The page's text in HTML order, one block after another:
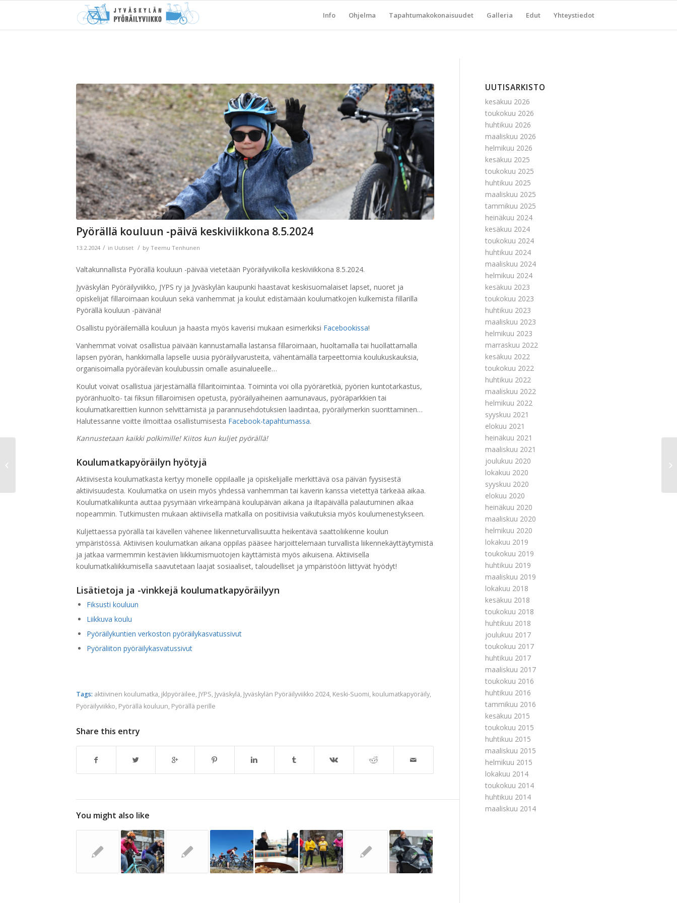
Info Ohjelma Tapahtumakokonaisuudet Galleria Edut Yhteystiedot
Pyörällä kouluun -päivä keskiviikkona 8.5.2024
13.2.2024 / in Uutiset / by Teemu Tenhunen
Valtakunnallista Pyörällä kouluun -päivää vietetään Pyöräilyviikolla keskiviikkona 8.5.2024.
Jyväskylän Pyöräilyviikko, JYPS ry ja Jyväskylän kaupunki haastavat keskisuomalaiset lapset, nuoret ja
opiskelijat fillaroimaan kouluun sekä vanhemmat ja koulut edistämään koulumatkojen kulkemista fillarilla
Pyörällä kouluun -päivänä!
Osallistu pyöräilemällä kouluun ja haasta myös kaverisi mukaan esimerkiksi Facebookissa!
Vanhemmat voivat osallistua päivään kannustamalla lastansa fillaroimaan, huoltamalla tai huollattamalla
lapsen pyörän, hankkimalla lapselle uusia pyöräilyvarusteita, vähentämällä tarpeettomia koulukuskauksia,
organisoimalla pyöräilevän koulubussin omalle asuinalueelle…
Koulut voivat osallistua järjestämällä fillaritoimintaa. Toiminta voi olla pyöräretkiä, pyörien kuntotarkastus,
pyöränhuolto- tai fiksun fillaroimisen opetusta, pyöräilyaiheinen aamunavaus, pyöräparkkien tai
koulumatkareittien kunnon selvittämistä ja parannusehdotuksien laadintaa, pyöräilymerkin suorittaminen…
Halutessanne voitte ilmoittaa osallistumisesta Facebook-tapahtumassa.
Kannustetaan kaikki polkimille! Kiitos kun kuljet pyörällä!
Koulumatkapyöräilyn hyötyjä
Aktiivisesta koulumatkasta kertyy monelle oppilaalle ja opiskelijalle merkittävä osa päivän fyysisestä
aktiivisuudesta. Koulumatka on usein myös yhdessä vanhemman tai kaverin kanssa vietettyä tärkeää aikaa.
Koulumatkaliikunta auttaa pysymään virkeämpänä koulupäivän aikana ja iltapäivällä palautuminen alkaa
nopeammin. Tutkimusten mukaan aktiivisella matkalla on positiivisia vaikutuksia myös koulumenestykseen.
Kuljettaessa pyörällä tai kävellen vähenee liikenneturvallisuutta heikentävä saattoliikenne koulun
ympäristössä. Aktiivisen koulumatkan aikana oppilas pääsee harjoittelemaan turvallista liikennekäyttäytymistä
ja jatkaa varmemmin kestävien liikkumismuotojen käyttämistä myös aikuisena. Aktiivisella
koulumatkaliikkumisella saavutetaan laajat sosiaaliset, taloudelliset ja ympäristöön liittyvät hyödyt!
Lisätietoja ja -vinkkejä koulumatkapyöräilyyn
Fiksusti kouluun
Liikkuva koulu
Pyöräilykuntien verkoston pyöräilykasvatussivut
Pyöräliiton pyöräilykasvatussivut
Tags: aktiivinen koulumatka, jklpyöräilee, JYPS, Jyväskylä, Jyväskylän Pyöräilyviikko 2024, Keski-Suomi, koulumatkapyöräily,
Pyöräilyviikko, Pyörällä kouluun, Pyörällä perille
Share this entry
You might also like
UUTISARKISTO
kesäkuu 2026
toukokuu 2026
huhtikuu 2026
maaliskuu 2026
helmikuu 2026
kesäkuu 2025
toukokuu 2025
huhtikuu 2025
maaliskuu 2025
tammikuu 2025
heinäkuu 2024
kesäkuu 2024
toukokuu 2024
huhtikuu 2024
maaliskuu 2024
helmikuu 2024
kesäkuu 2023
toukokuu 2023
huhtikuu 2023
maaliskuu 2023
helmikuu 2023
marraskuu 2022
kesäkuu 2022
toukokuu 2022
huhtikuu 2022
maaliskuu 2022
helmikuu 2022
syyskuu 2021
elokuu 2021
heinäkuu 2021
maaliskuu 2021
joulukuu 2020
lokakuu 2020
syyskuu 2020
elokuu 2020
heinäkuu 2020
maaliskuu 2020
helmikuu 2020
lokakuu 2019
toukokuu 2019
huhtikuu 2019
maaliskuu 2019
lokakuu 2018
kesäkuu 2018
toukokuu 2018
huhtikuu 2018
joulukuu 2017
toukokuu 2017
huhtikuu 2017
maaliskuu 2017
toukokuu 2016
huhtikuu 2016
tammikuu 2016
kesäkuu 2015
toukokuu 2015
huhtikuu 2015
maaliskuu 2015
helmikuu 2015
lokakuu 2014
toukokuu 2014
huhtikuu 2014
maaliskuu 2014
Pyörällä töihin -päivä